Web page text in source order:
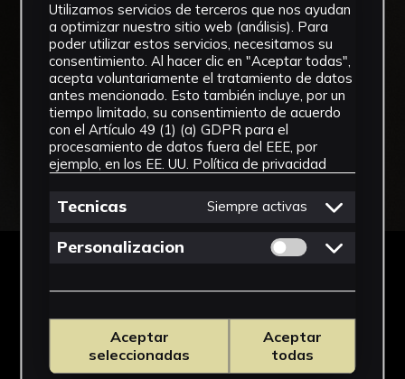
Utilizamos servicios de terceros que nos ayudan
a optimizar nuestro sitio web (análisis). Para
poder utilizar estos servicios, necesitamos su
consentimiento. Al hacer clic en "Aceptar todas",
acepta voluntariamente el tratamiento de datos
antes mencionado. Esto también incluye, por un
tiempo limitado, su consentimiento de acuerdo
con el Artículo 49 (1) (a) GDPR para el
procesamiento de datos fuera del EEE, por
ejemplo, en los EE. UU. Política de privacidad
Tecnicas Siempre activas
Personalizacion Permitir cookies
Aceptar
seleccionadas
Aceptar
todas